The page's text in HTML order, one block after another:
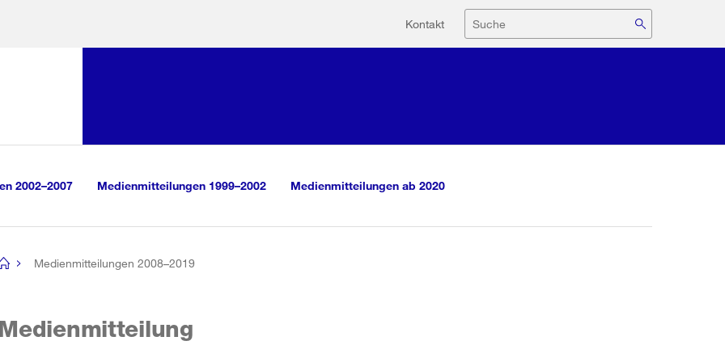
Hilfsnavigation
Kontakt Suche
2002–2007 Medienmitteilungen 1999–2002 Medienmitteilungen ab 2020
Medienmitteilungen 2008–2019